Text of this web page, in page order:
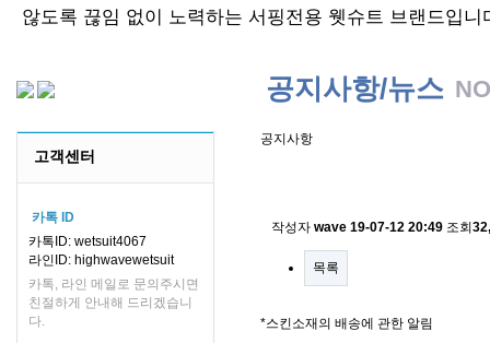
않도록 끊임 없이 노력하는 서핑전용 웻슈트 브랜드입니
고객센터
카톡 ID
카톡ID: wetsuit4067
라인ID: highwavewetsuit
카톡, 라인 메일로 문의주시면
친절하게 안내해 드리겠습니
다.
공지사항/뉴스
공지사항
작성자 wave 19-07-12 20:49 조회
목록
*스킨소재의 배송에 관한 알림